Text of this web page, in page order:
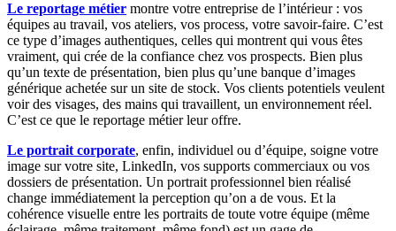
Le reportage métier montre votre entreprise de l’intérieur : vos
équipes au travail, vos ateliers, vos process, votre savoir-faire. C’est
ce type d’images authentiques, celles qui montrent qui vous êtes
vraiment, qui crée de la confiance chez vos prospects. Bien plus
qu’un texte de présentation, bien plus qu’une banque d’images
générique achetée sur un site de stock. Vos clients potentiels veulent
voir des visages, des mains qui travaillent, un environnement réel.
C’est ce que le reportage métier leur offre.
Le portrait corporate, enfin, individuel ou d’équipe, soigne votre
image sur votre site, LinkedIn, vos supports commerciaux ou vos
dossiers de présentation. Un portrait professionnel bien réalisé
change immédiatement la perception qu’on a de vous. Et la
cohérence visuelle entre les portraits de toute votre équipe (même